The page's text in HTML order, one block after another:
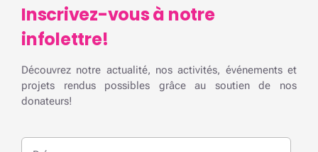
Inscrivez-vous à notre
infolettre!
Découvrez notre actualité, nos activités, événements et
projets rendus possibles grâce au soutien de nos
donateurs!